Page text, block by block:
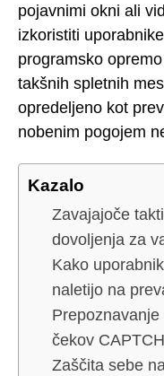
pojavnimi okni ali
izkoristiti
programsko
takšnih spletnih
opredeljeno kot
nobenim pogojem
Kazalo
Zavajajoče
dovoljenja za
Kako
naletijo na
čekov
Zaščita sebe